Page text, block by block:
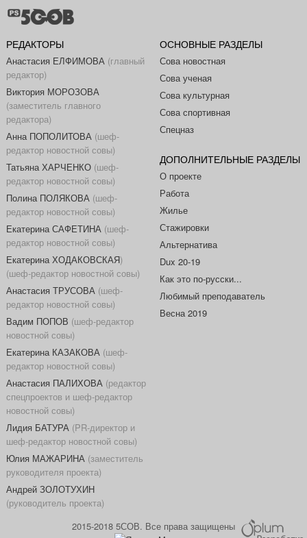
РЕДАКТОРЫ
Анастасия ЕЛФИМОВА(главный
редактор)
Виктория МОРОЗОВА
(заместитель главного
редактора)
Анна ПОПОЛИТОВА(шеф-
редактор новостной совы)
Татьяна ХАРЧЕНКО(шеф-
редактор новостной совы)
Полина ПОЛЯКОВА(шеф-
редактор новостной совы)
Екатерина САФЕТИНА(шеф-
редактор новостной совы)
Екатерина ХОДАКОВСКАЯ)
(шеф-редактор новостной совы)
Анастасия ТРУСОВА(шеф-
редактор новостной совы)
Вадим ПОПОВ (шеф-редактор
новостной совы)
Екатерина КАЗАКОВА(шеф-
редактор новостной совы)
Анастасия ПАЛИХОВА(редактор
спецпроектов и шеф-редактор
новостной совы)
Лидия БАТУРА(PR-директор и
шеф-редактор новостной совы)
Юлия МАЖАРИНА(заместитель
руководителя проекта)
Андрей ЗОЛОТУХИН
(руководитель проекта)
ОСНОВНЫЕ РАЗДЕЛЫ
Сова новостная
Сова ученая
Сова культурная
Сова спортивная
Спецназ
ДОПОЛНИТЕЛЬНЫЕ РАЗДЕЛЫ
О проекте
Работа
Жилье
Стажировки
Альтернатива
Dux 20-19
Как это по-русски...
Любимый преподаватель
Весна 2019
2015-2018 5СОВ. Все права защищены